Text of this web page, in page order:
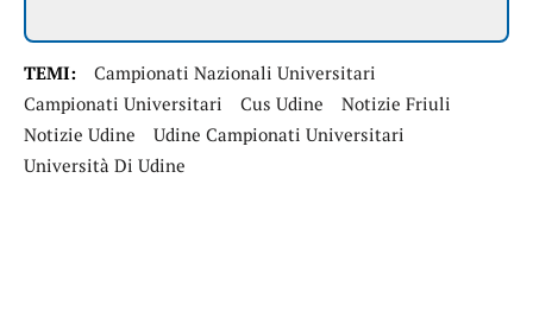
TEMI:
Campionati Nazionali Universitari
Campionati Universitari
Cus Udine
Notizie Friuli
Notizie Udine
Udine Campionati Universitari
Università Di Udine